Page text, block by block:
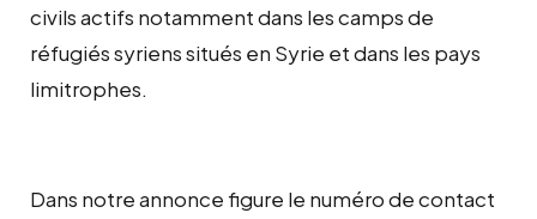
civils actifs notamment dans les camps de
réfugiés syriens situés en Syrie et dans les pays
limitrophes.
Dans notre annonce figure le numéro de contact